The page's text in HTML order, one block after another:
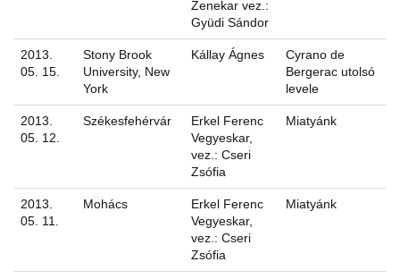
Zenekar vez.:
Gyüdi Sándor
2013.
05. 15.
Stony Brook
University, New
York
Kállay Ágnes
Cyrano de
Bergerac utolsó
levele
2013.
05. 12.
Székesfehérvár
Erkel Ferenc
Vegyeskar,
vez.: Cseri
Zsófia
Miatyánk
2013.
05. 11.
Mohács
Erkel Ferenc
Vegyeskar,
vez.: Cseri
Zsófia
Miatyánk